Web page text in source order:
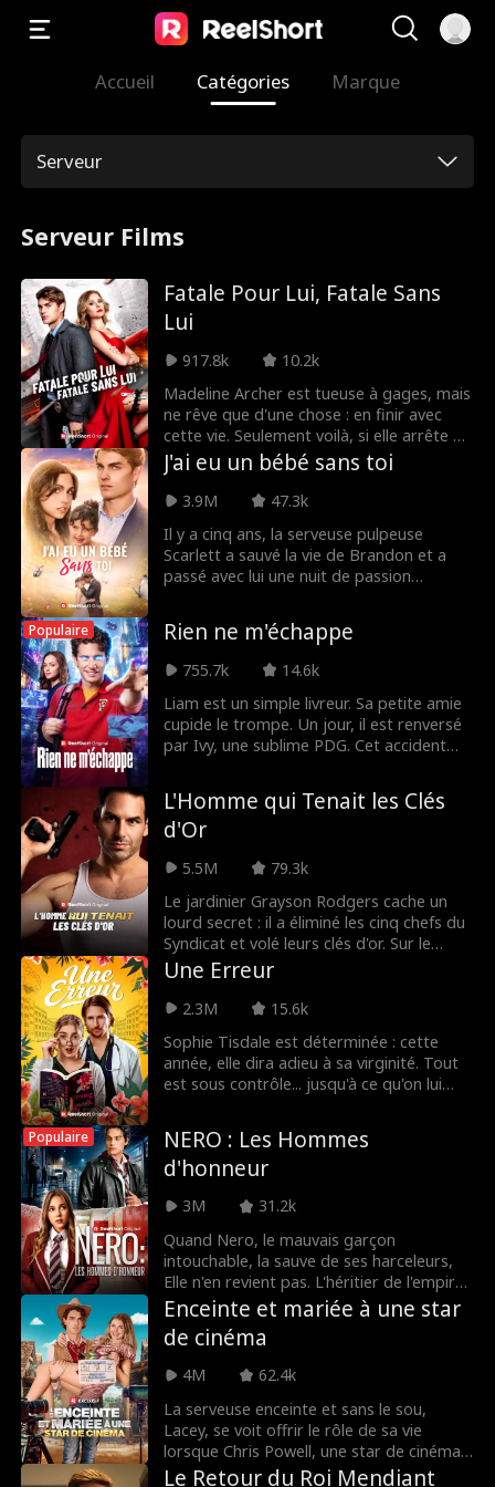
Accueil Catégories Marque
Serveur
Serveur Films
Fatale Pour Lui, Fatale Sans
Lui
917.8k
10.2k
Madeline Archer est tueuse à gages, mais
ne rêve que d'une chose : en finir avec
cette vie. Seulement voilà, si elle arrête de
tuer, sa petite sœur meurt. Lorsqu'on la
force à accepter un nouveau contrat,
Maddie découvre l'identité de sa cible :
son premier amour. Celui qu'elle n'a jamais
oublié. Celui qui veut la reconquérir.
J'ai eu un bébé sans toi
3.9M
47.3k
Il y a cinq ans, la serveuse pulpeuse
Scarlett a sauvé la vie de Brandon et a
passé avec lui une nuit de passion
Aujourd'hui, elle est de retour, amaigrie et
méconnaissable, et lui est le PDG reclus
qui a sans le savoir engendré sa fille.
Populaire Rien ne m'échappe
755.7k
14.6k
Liam est un simple livreur. Sa petite amie
cupide le trompe. Un jour, il est renversé
par Ivy, une sublime PDG. Cet accident
L'Œil de Dieu ». Désormais, il voit le temps
qu'il reste à vivre à chacun... ainsi que la
véritable valeur de tout ce qui l'entoure.
L'Homme qui Tenait les Clés
d'Or
5.5M
79.3k
Le jardinier Grayson Rodgers cache un
lourd secret : il a éliminé les cinq chefs du
Syndicat et volé leurs clés d'or. Sur le
point de révéler sa vraie identité à sa
un général du syndicat. Alors qu'Ivan veut
la chambre forte, Grayson doit prouver
qu'il est le véritable chef, tout en restant
dans l'ombre.
Une Erreur
2.3M
15.6k
Sophie Tisdale est déterminée : cette
année, elle dira adieu à sa virginité. Tout
est sous contrôle... jusqu'à ce qu'on lui
celui qui lui révèle la vérité ? Luke, beau
gosse, habitué du café... et désormais son
c'est interdit, non ? Visiblement, Sophie
s'en fiche.
Populaire
NERO : Les Hommes
d'honneur
3M
31.2k
Quand Nero, le mauvais garçon
intouchable, la sauve de ses harceleurs,
Elle n'en revient pas. L'héritier de l'empire
mafieux la veut, elle. Mais peut-elle se fier
à ce séducteur si dangereux... alors qu'elle
n'est qu'une mission à ses yeux ? Ce que
Nero ignore, c'est qu'il est déjà fou d'elle.
Enceinte et mariée à une star
de cinéma
4M
62.4k
La serveuse enceinte et sans le sou,
Lacey, se voit offrir le rôle de sa vie
lorsque Chris Powell, une star de cinéma
peu encline à l'engagement, lui demande
Le Retour du Roi Mendiant